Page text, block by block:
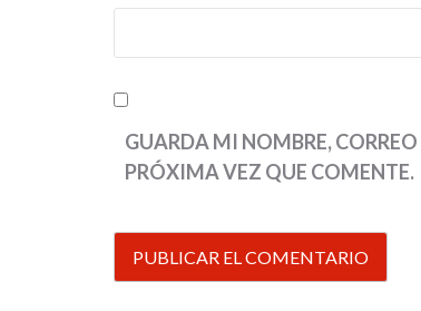
GUARDA MI NOMBRE,
PRÓXIMA VEZ QUE COMENTE.